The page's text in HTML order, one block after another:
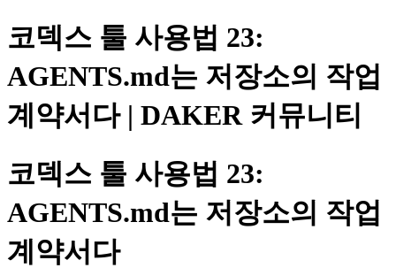
코덱스 툴 사용법 23:
AGENTS.md는 저장소의 작업
계약서다 | DAKER 커뮤니티
코덱스 툴 사용법 23:
AGENTS.md는 저장소의 작업
계약서다